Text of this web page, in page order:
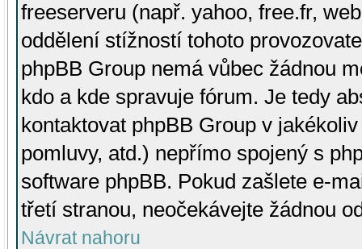
freeserveru (např. yahoo, free.fr,
oddělení stížností tohoto
phpBB Group nemá vůbec žádnou
kdo a kde spravuje fórum. Je tedy
kontaktovat phpBB Group v
pomluvy, atd.) nepřímo spojený s
software phpBB. Pokud zašlete e-
třetí stranou, neočekávejte žádnou
Návrat nahoru